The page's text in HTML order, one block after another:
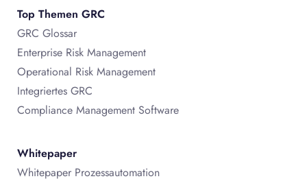
Top Themen GRC
GRC Glossar
Enterprise Risk Management
Operational Risk Management
Integriertes GRC
Compliance Management Software
Whitepaper
Whitepaper Prozessautomation